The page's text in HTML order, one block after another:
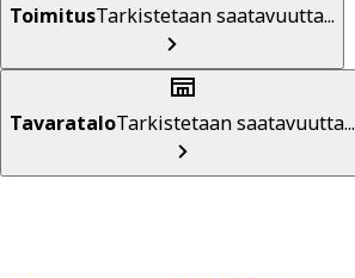
ToimitusTarkistetaan saatavuutta...
TavarataloTarkistetaan saatavuutta...